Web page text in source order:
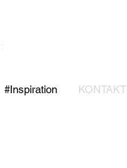
#Inspiration KONTAKT